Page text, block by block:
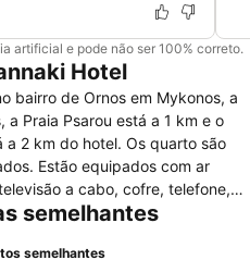
artificial e pode não ser 100% correto.
Hotel
bairro de Ornos em Mykonos, a
a Praia Psarou está a 1 km e o
2 km do hotel. Os quarto são
Estão equipados com ar
a cabo, cofre, telefone,
com chuveiro/banheira
semelhantes
semelhantes